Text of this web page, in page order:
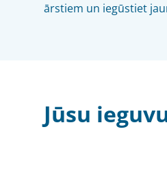
ārstiem un iegūstiet
Jūsu